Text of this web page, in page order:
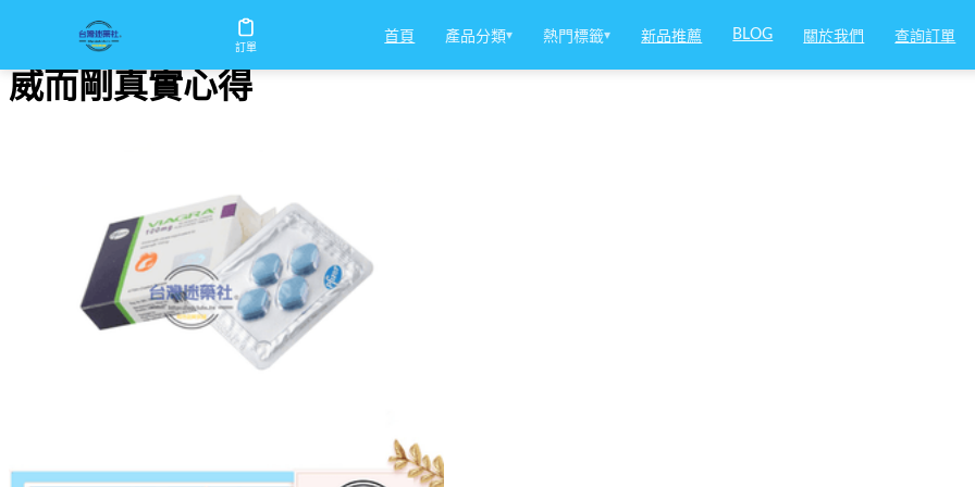
訂單
首頁 產品分類▾ 熱門標籤▾ 新品推薦 BLOG 關於我們 查詢訂單
威而剛真實心得
威而剛真實心得